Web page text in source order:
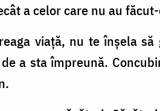
a celor care nu au
viaţă, nu te înşela să
a sta împreună.